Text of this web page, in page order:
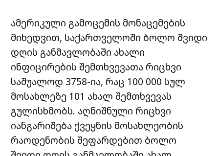
ამერიკული გამოცემის მონაცემების
მიხედვით, საქართველოში ბოლო შვიდი
დღის განმავლობაში ახალი
ინფიცირების შემთხვევათა რიცხვი
საშუალოდ 3758-ია, რაც 100 000 სულ
მოსახლეზე 101 ახალ შემთხვევას
გულისხმობს. აღნიშნული რიცხვი
იანგარიშება ქვეყნის მოსახლეობის
რაოდენობის შეფარდებით ბოლო